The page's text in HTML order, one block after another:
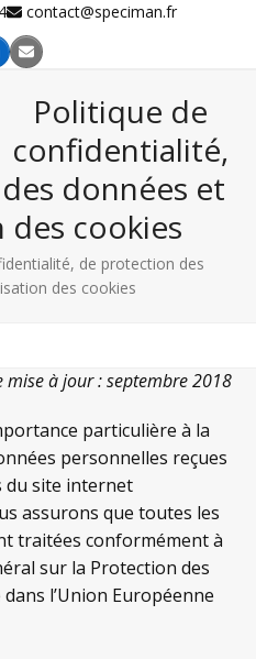
contact@speciman.fr
Politique de
confidentialité,
données et
des cookies
de protection des
des cookies
mise à jour : septembre 2018
particulière à la
personnelles reçues
du site internet
assurons que toutes les
traitées conformément à
sur la Protection des
l’Union Européenne